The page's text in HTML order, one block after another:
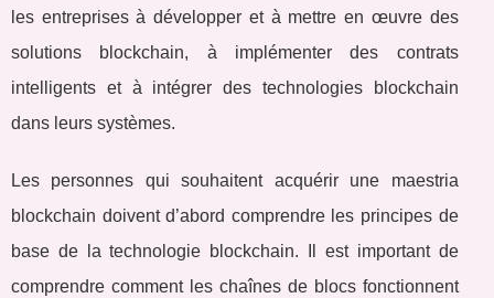
les entreprises à développer et à mettre en œuvre des
solutions blockchain, à implémenter des contrats
intelligents et à intégrer des technologies blockchain
dans leurs systèmes.
Les personnes qui souhaitent acquérir une maestria
blockchain doivent d’abord comprendre les principes de
base de la technologie blockchain. Il est important de
comprendre comment les chaînes de blocs fonctionnent